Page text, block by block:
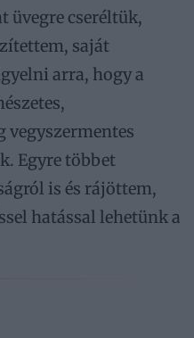
üvegre cseréltük,
saját
arra, hogy a
vegyszermentes
Egyre többet
is és rájöttem,
hatással lehetünk a